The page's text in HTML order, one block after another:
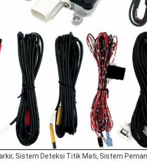
Sistem Deteksi Titik Mati, Sistem